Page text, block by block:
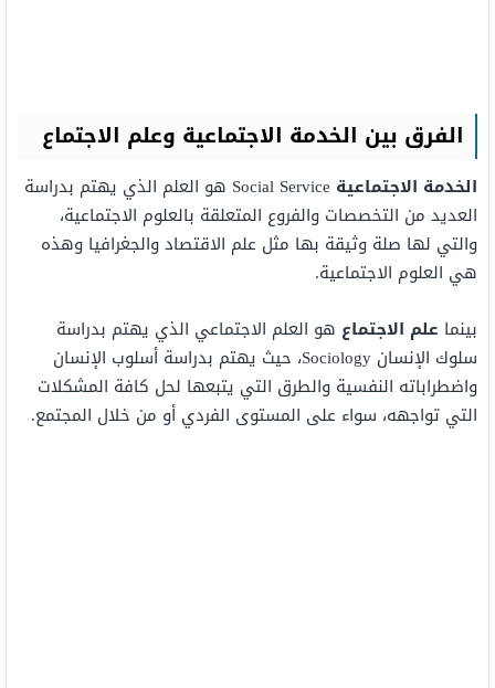
الفرق بين الخدمة الاجتماعية وعلم الاجتماع
الخدمة الاجتماعية
Social Service هو العلم الذي يهتم بدراسة
العديد من التخصصات والفروع المتعلقة بالعلوم الاجتماعية،
والتي لها صلة وثيقة بها مثل علم الاقتصاد والجغرافيا وهذه
هي العلوم الاجتماعية.
بينما علم الاجتماع هو العلم الاجتماعي الذي يهتم بدراسة
سلوك الإنسان Sociology، حيث يهتم بدراسة أسلوب الإنسان
واضطراباته النفسية والطرق التي يتبعها لحل كافة المشكلات
التي تواجهه، سواء على المستوى الفردي أو من خلال المجتمع.